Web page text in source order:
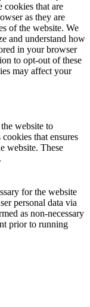
cookies that are
as they are
of the website. We
and understand how
in your browser
to opt-out of these
may affect your
website to
that ensures
website. These
for the website
personal data via
as non-necessary
prior to running